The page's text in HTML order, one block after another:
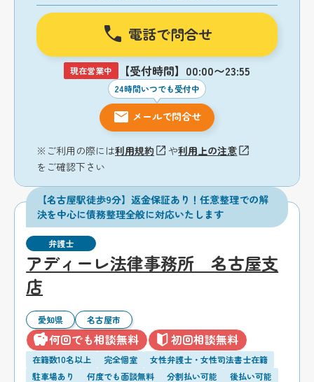
電話で問合せ
現在営業中 【受付時間】00:00〜23:55
24時間いつでも受付中
メールで問合せ
※ご利用の際には利用規約 や利用上の注意
をご確認下さい
【名古屋駅徒歩9分】返金保証あり！任意整理での解
決を中心に債務整理全般に対応いたします
弁護士
アディーレ法律事務所 名古屋支
店
愛知県 名古屋市
何回でも相談無料 初回相談無料
在籍数10名以上 完全個室
女性弁護士・女性司法書士在籍
駐車場あり
何度でも面談無料 分割払い可能 後払い可能